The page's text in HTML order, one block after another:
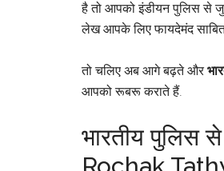
है तो आपको इंडीयन पुलिस से
लेख आपके लिए फायदेमंद साबित
तो चलिए अब आगे बढ़ते और
आपको रूबरू कराते हैं.
भारतीय